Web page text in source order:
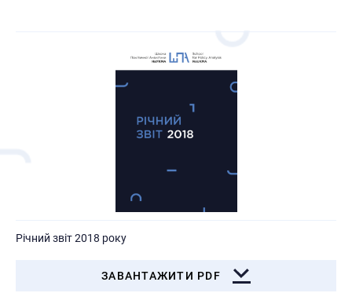
Річний звіт 2018 року
ЗАВАНТАЖИТИ PDF